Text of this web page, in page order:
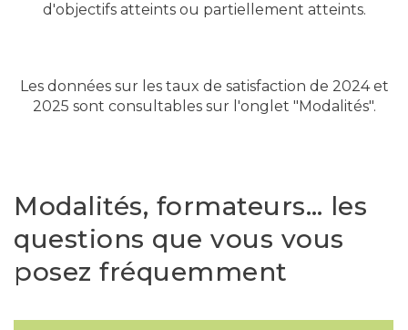
d'objectifs atteints ou partiellement atteints.
Les données sur les taux de satisfaction de 2024 et
2025 sont consultables sur l'onglet "Modalités".
Modalités, formateurs… les
questions que vous vous
posez fréquemment